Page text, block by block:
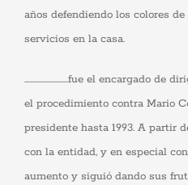
años defendiendo los colores
servicios en la casa.
………………………fue el encargado de
el procedimiento contra Mario
presidente hasta 1993. A partir
con la entidad, y en especial
aumento y siguió dando sus
algunas
desaparecerán
Marketing
Al compartir tus
intereses y
comportamiento
nuestro sitio,